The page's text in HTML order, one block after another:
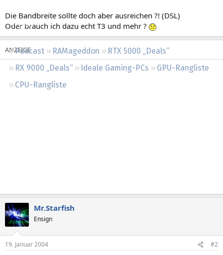
Regeln
Podcast RAMageddon
RTX 5000 „Deals“
RX 9000 „Deals“
Ideale Gaming-PCs
GPU-Rangliste
CPU-Rangliste
Die Bandbreite sollte doch aber ausreichen ?! (DSL)
Oder brauch ich dazu echt T3 und mehr ?
Mr.Starfish
Ensign
19. Januar 2004 #2